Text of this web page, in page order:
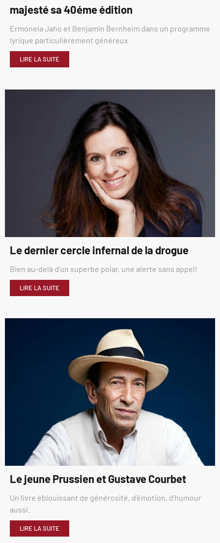
majesté sa 40éme édition
Ermonela Jaho et Benjamin Bernheim dans un programme
lyrique particulièrement généreux
LIRE LA SUITE
Le dernier cercle infernal de la drogue
Bien au-delà d’un superbe polar, une alerte sans appel!
LIRE LA SUITE
Le jeune Prussien et Gustave Courbet
Un livre éblouissant de générosité, d’émotion, d’humour
aussi.
LIRE LA SUITE